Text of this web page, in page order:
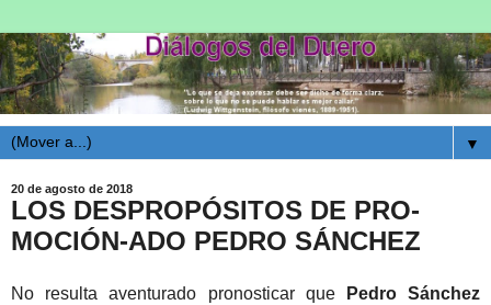
▼
20 de agosto de 2018
LOS DESPROPÓSITOS DE PRO-
MOCIÓN-ADO PEDRO SÁNCHEZ
No resulta aventurado pronosticar que
Pedro Sánchez